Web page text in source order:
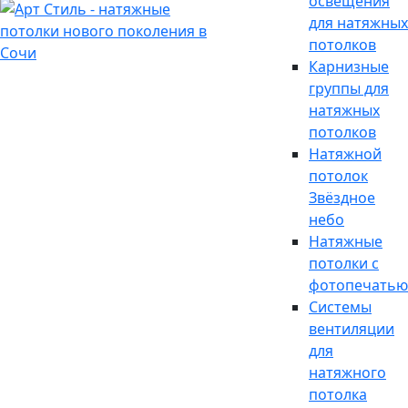
для натяжных
потолков
Карнизные
группы для
натяжных
потолков
Натяжной
потолок
Звёздное
небо
Натяжные
потолки с
фотопечатью
Системы
вентиляции
для
натяжного
потолка